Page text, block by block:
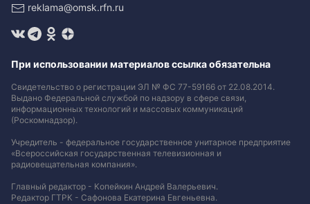
reklama@omsk.rfn.ru
При использовании материалов ссылка обязательна
Свидетельство о регистрации ЭЛ № ФС 77-59166 от 22.08.2014.
Выдано Федеральной службой по надзору в сфере связи,
информационных технологий и массовых коммуникаций
(Роскомнадзор).
Учредитель - федеральное государственное унитарное предприятие
«Всероссийская государственная телевизионная и
радиовещательная компания».
Главный редактор - Копейкин Андрей Валерьевич.
Редактор ГТРК - Сафонова Екатерина Евгеньевна.